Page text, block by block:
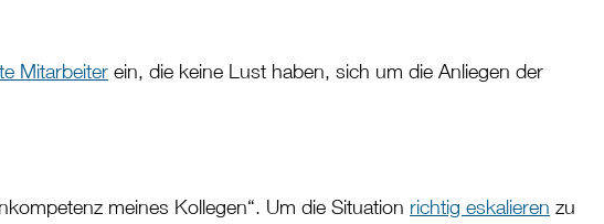
Mitarbeiter ein, die keine Lust haben, sich um die Anliegen der
meines Kollegen“. Um die Situation richtig eskalieren zu